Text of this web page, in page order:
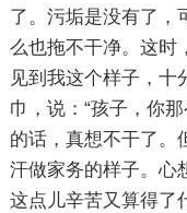
了。污垢是没有了，
么也拖不干净。这时
见到我这个样子，十
巾，说：“孩子，你
的话，真想不干了。
汗做家务的样子。心
这点儿辛苦又算得了